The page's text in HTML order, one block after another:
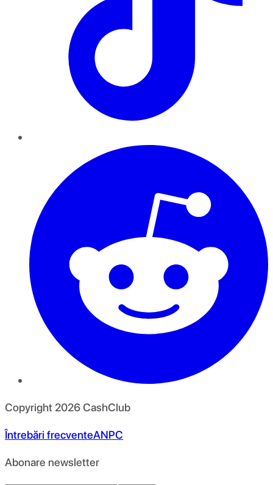
Copyright 2026CashClub
Întrebări frecventeANPC
Abonare newsletter